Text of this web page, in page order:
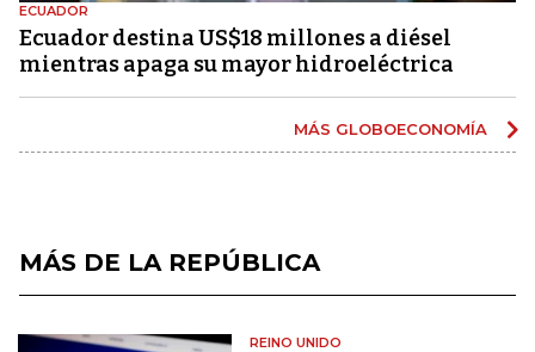
ECUADOR
Ecuador destina US$18 millones a diésel
mientras apaga su mayor hidroeléctrica
MÁS GLOBOECONOMÍA
MÁS DE LA REPÚBLICA
REINO UNIDO